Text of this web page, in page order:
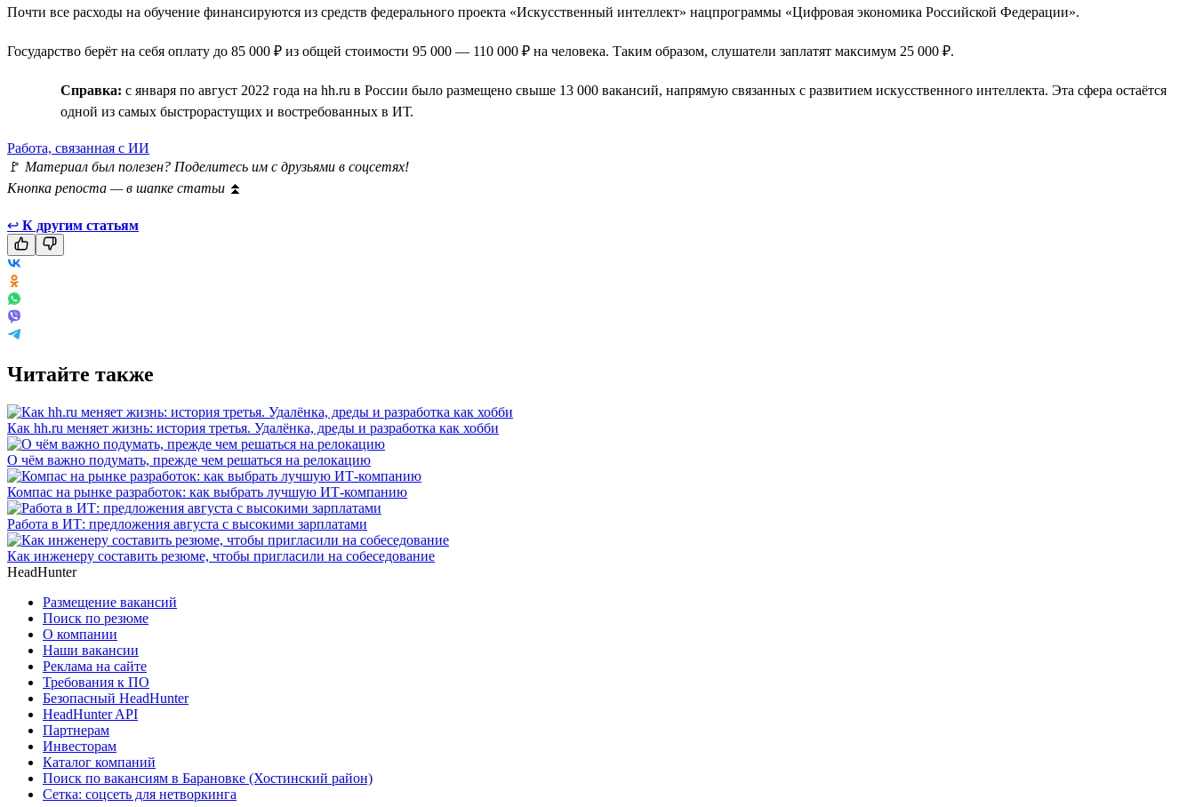
Почти все расходы на обучение финансируются из средств федерального проекта «Искусственный интеллект» нацпрограммы «Цифровая экономика Российской Федерации».
Государство берёт на себя оплату до 85 000 ₽ из общей стоимости 95 000 — 110 000 ₽ на человека. Таким образом, слушатели заплатят максимум 25 000 ₽.
Справка: с января по август 2022 года на hh.ru в России было размещено свыше 13 000 вакансий, напрямую связанных с развитием искусственного интеллекта. Эта сфера остаётся
одной из самых быстрорастущих и востребованных в ИТ.
Работа, связанная с ИИ
🚩 Материал был полезен? Поделитесь им с друзьями в соцсетях!
Кнопка репоста — в шапке статьи ⏫
↩ К другим статьям
Читайте также
Как hh.ru меняет жизнь: история третья. Удалёнка, дреды и разработка как хобби
О чём важно подумать, прежде чем решаться на релокацию
Компас на рынке разработок: как выбрать лучшую ИТ-компанию
Работа в ИТ: предложения августа с высокими зарплатами
Как инженеру составить резюме, чтобы пригласили на собеседование
HeadHunter
Размещение вакансий
Поиск по резюме
О компании
Наши вакансии
Реклама на сайте
Требования к ПО
Безопасный HeadHunter
HeadHunter API
Партнерам
Инвесторам
Каталог компаний
Поиск по вакансиям в Барановке (Хостинский район)
Сетка: соцсеть для нетворкинга